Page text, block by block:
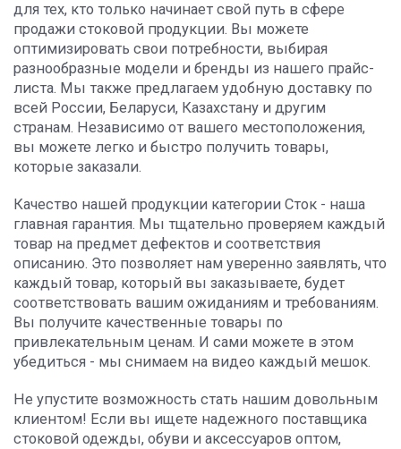
для тех, кто только начинает свой путь в сфере
продажи стоковой продукции. Вы можете
оптимизировать свои потребности, выбирая
разнообразные модели и бренды из нашего прайс-
листа. Мы также предлагаем удобную доставку по
всей России, Беларуси, Казахстану и другим
странам. Независимо от вашего местоположения,
вы можете легко и быстро получить товары,
которые заказали.
Качество нашей продукции категории Сток - наша
главная гарантия. Мы тщательно проверяем каждый
товар на предмет дефектов и соответствия
описанию. Это позволяет нам уверенно заявлять, что
каждый товар, который вы заказываете, будет
соответствовать вашим ожиданиям и требованиям.
Вы получите качественные товары по
привлекательным ценам. И сами можете в этом
убедиться - мы снимаем на видео каждый мешок.
Не упустите возможность стать нашим довольным
клиентом! Если вы ищете надежного поставщика
стоковой одежды, обуви и аксессуаров оптом,